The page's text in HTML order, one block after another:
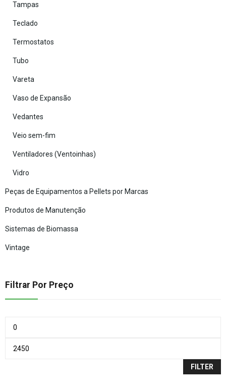
Tampas
Teclado
Termostatos
Tubo
Vareta
Vaso de Expansão
Vedantes
Veio sem-fim
Ventiladores (Ventoinhas)
Vidro
Peças de Equipamentos a Pellets por Marcas
Produtos de Manutenção
Sistemas de Biomassa
Vintage
Filtrar Por Preço
FILTER